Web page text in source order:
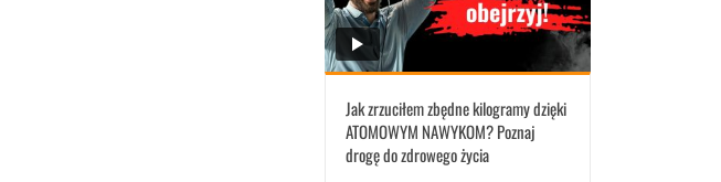
Jak zrzuciłem zbędne kilogramy dzięki
ATOMOWYM NAWYKOM? Poznaj
drogę do zdrowego życia